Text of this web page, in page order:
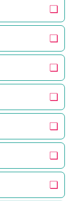
❏
❏
❏
❏
❏
❏
❏